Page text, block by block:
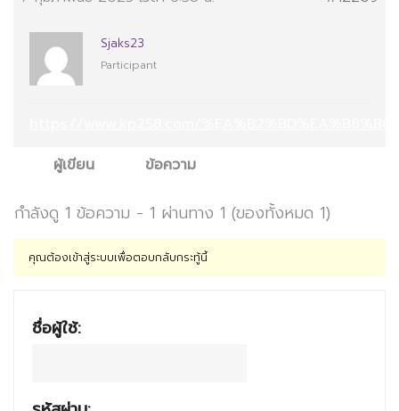
Sjaks23
Participant
ผู้เขียน
ข้อความ
กำลังดู 1 ข้อความ - 1 ผ่านทาง 1 (ของทั้งหมด 1)
คุณต้องเข้าสู่ระบบเพื่อตอบกลับกระทู้นี้
ชื่อผู้ใช้: